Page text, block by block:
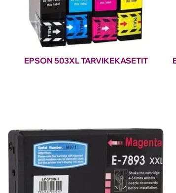
EPSON 503XL TARVIKEKASETIT